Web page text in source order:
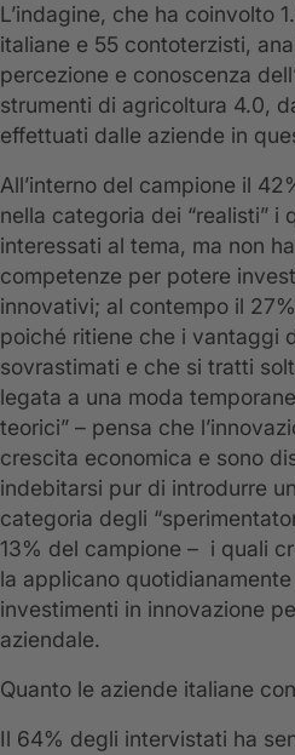
L’indagine, che ha coinvolto
italiane e 55 contoterzisti,
percezione e conoscenza
strumenti di agricoltura 4.0,
effettuati dalle aziende in
All’interno del campione il
nella categoria dei “realisti” i
interessati al tema, ma non
competenze per potere
innovativi; al contempo il
poiché ritiene che i vantaggi
sovrastimati e che si tratti
legata a una moda
teorici” – pensa che
crescita economica e sono
indebitarsi pur di introdurre
categoria degli
13% del campione – i quali
la applicano
investimenti in innovazione
aziendale.
Quanto le aziende italiane
Il 64% degli intervistati ha